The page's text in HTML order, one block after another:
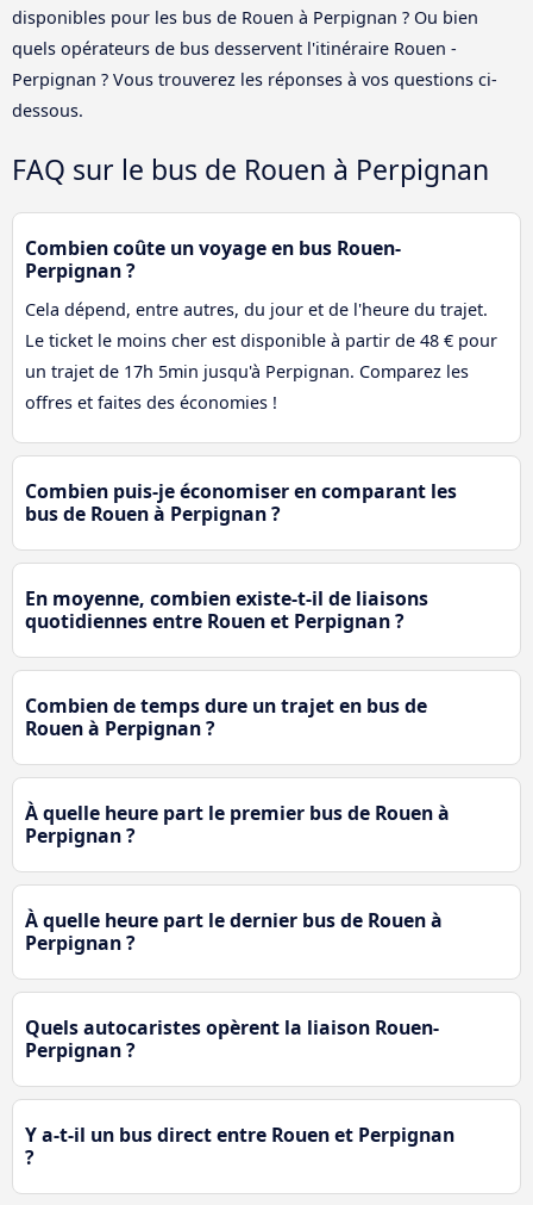
disponibles pour les bus de Rouen à Perpignan ? Ou bien
quels opérateurs de bus desservent l'itinéraire Rouen -
Perpignan ? Vous trouverez les réponses à vos questions ci-
dessous.
FAQ sur le bus de Rouen à Perpignan
Combien coûte un voyage en bus Rouen-
Perpignan ?
Cela dépend, entre autres, du jour et de l'heure du trajet.
Le ticket le moins cher est disponible à partir de 48 € pour
un trajet de 17h 5min jusqu'à Perpignan. Comparez les
offres et faites des économies !
Combien puis-je économiser en comparant les
bus de Rouen à Perpignan ?
En moyenne, combien existe-t-il de liaisons
quotidiennes entre Rouen et Perpignan ?
Combien de temps dure un trajet en bus de
Rouen à Perpignan ?
À quelle heure part le premier bus de Rouen à
Perpignan ?
À quelle heure part le dernier bus de Rouen à
Perpignan ?
Quels autocaristes opèrent la liaison Rouen-
Perpignan ?
Y a-t-il un bus direct entre Rouen et Perpignan
?